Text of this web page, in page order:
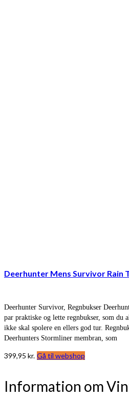
Deerhunter Mens Survivor Rain
Deerhunter Survivor, Regnbukser
par praktiske og lette regnbukser, som du
ikke skal spolere en ellers god tur.
Deerhunters Stormliner membran, som
399,95 kr. Gå til webshop
Information om